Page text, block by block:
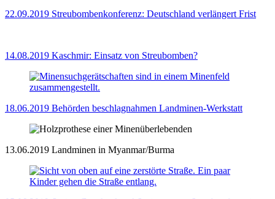
22.09.2019 Streubombenkonferenz: Deutschland verlängert Frist
14.08.2019 Kaschmir: Einsatz von Streubomben?
18.06.2019 Behörden beschlagnahmen Landminen-Werkstatt
13.06.2019 Landminen in Myanmar/Burma